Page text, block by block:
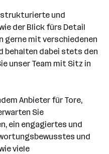
und
der Blick fürs Detail
gerne mit verschiedenen
behalten dabei stets den
unser Team mit Sitz in
Anbieter für Tore,
Sie
ein engagiertes und
und
viele